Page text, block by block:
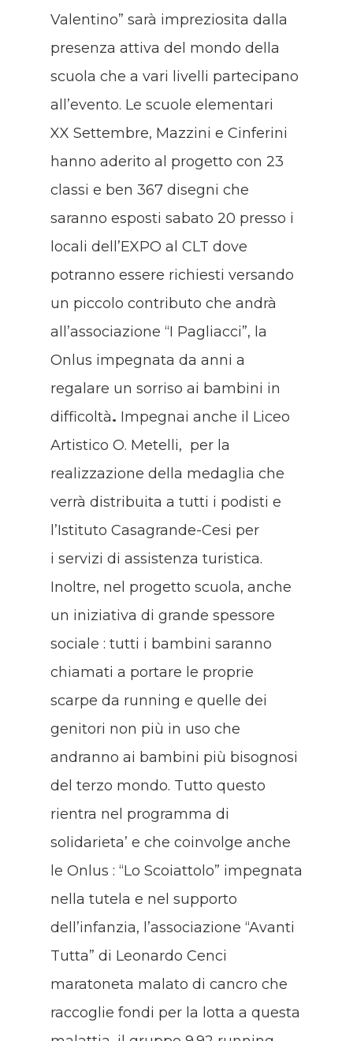
Valentino” sarà impreziosita dalla
presenza attiva del mondo della
scuola che a vari livelli partecipano
all’evento. Le scuole elementari
XX Settembre, Mazzini e Cinferini
hanno aderito al progetto con 23
classi e ben 367 disegni che
saranno esposti sabato 20 presso i
locali dell’EXPO al CLT dove
potranno essere richiesti versando
un piccolo contributo che andrà
all’associazione “I Pagliacci”, la
Onlus impegnata da anni a
regalare un sorriso ai bambini in
difficoltà. Impegnai anche il Liceo
Artistico O. Metelli, per la
realizzazione della medaglia che
verrà distribuita a tutti i podisti e
l’Istituto Casagrande-Cesi per
i servizi di assistenza turistica.
Inoltre, nel progetto scuola, anche
un iniziativa di grande spessore
sociale : tutti i bambini saranno
chiamati a portare le proprie
scarpe da running e quelle dei
genitori non più in uso che
andranno ai bambini più bisognosi
del terzo mondo. Tutto questo
rientra nel programma di
solidarieta’ e che coinvolge anche
le Onlus : “Lo Scoiattolo” impegnata
nella tutela e nel supporto
dell’infanzia, l’associazione “Avanti
Tutta” di Leonardo Cenci
maratoneta malato di cancro che
raccoglie fondi per la lotta a questa